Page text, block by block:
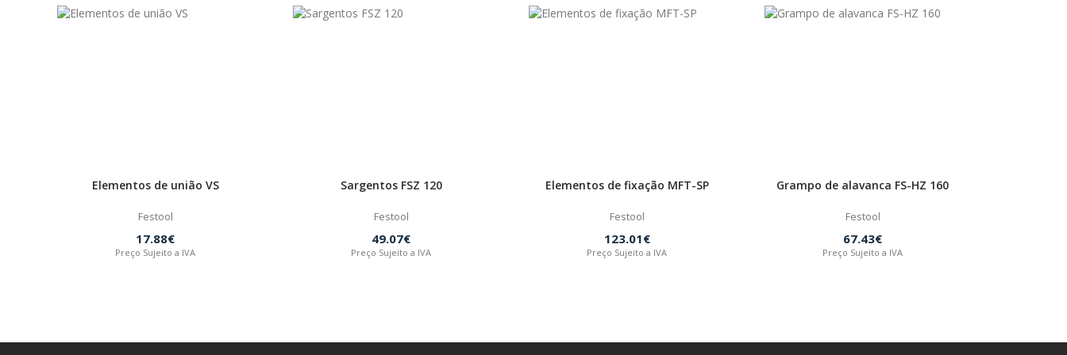
Elementos de união VS
Festool
17.88€
Preço Sujeito a IVA
Sargentos FSZ 120
Festool
49.07€
Preço Sujeito a IVA
Elementos de fixação MFT-SP
Festool
123.01€
Preço Sujeito a IVA
Grampo de alavanca FS-HZ 160
Festool
67.43€
Preço Sujeito a IVA